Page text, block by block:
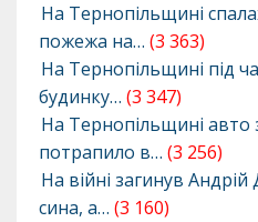
На Тернопільщині
пожежа на… (3 363)
На Тернопільщині під
будинку… (3 347)
На Тернопільщині авто
потрапило в… (3 256)
На війні загинув
сина, а… (3 160)